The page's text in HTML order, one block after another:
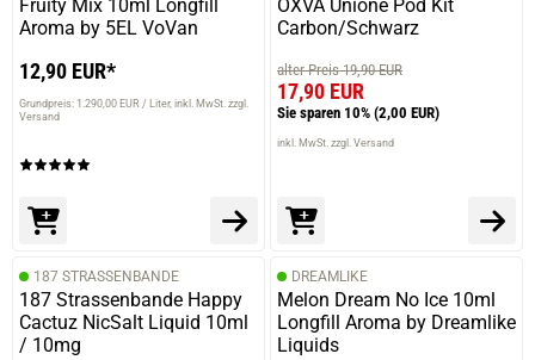
Fruity Mix 10ml Longfill
Aroma by 5EL VoVan
12,90 EUR*
Grundpreis: 1.290,00 EUR / Liter inkl. MwSt. zzgl.
Versand
OXVA Unione Pod Kit
Carbon/Schwarz
alter Preis 19,90 EUR
17,90 EUR
Sie sparen 10% (2,00 EUR)
inkl. MwSt. zzgl. Versand
187 STRASSENBANDE
187 Strassenbande Happy
Cactuz NicSalt Liquid 10ml
/ 10mg
DREAMLIKE
Melon Dream No Ice 10ml
Longfill Aroma by Dreamlike
Liquids